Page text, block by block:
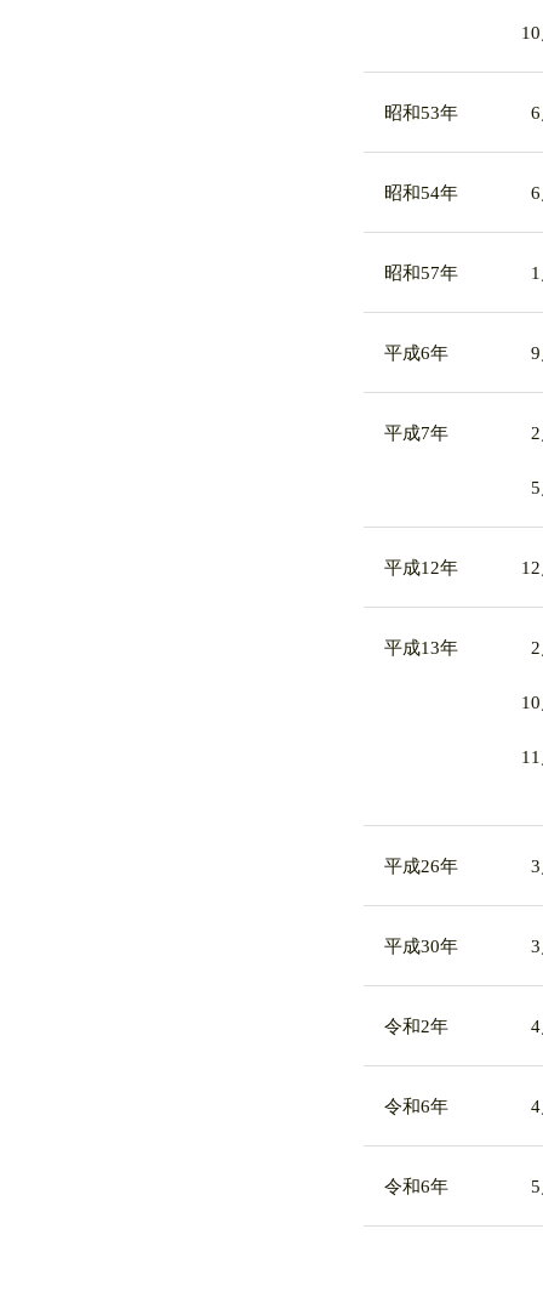
昭和53年
昭和54年
昭和57年
平成6年
平成7年
平成12年
平成13年
平成26年
平成30年
令和2年
令和6年
令和6年